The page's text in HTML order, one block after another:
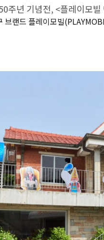
주년 기념전, <플레이모빌
브랜드 플레이모빌